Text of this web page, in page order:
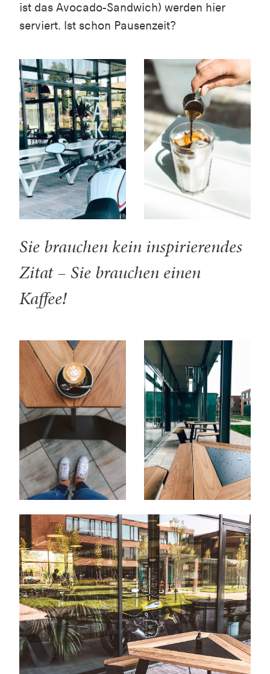
ist das Avocado-Sandwich) werden hier
serviert. Ist schon Pausenzeit?
Sie brauchen kein inspirierendes
Zitat – Sie brauchen einen
Kaffee!